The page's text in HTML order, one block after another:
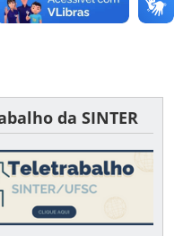
da SINTER